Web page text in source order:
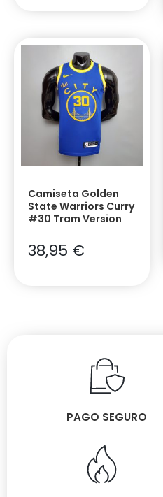
Camiseta Golden
State Warriors Curry
#30 Tram Version
38,95 €
PAGO SEGURO